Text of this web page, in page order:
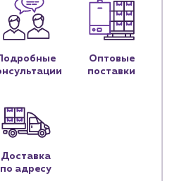
18:00
Оптовые
поставки
Доставка
по адресу